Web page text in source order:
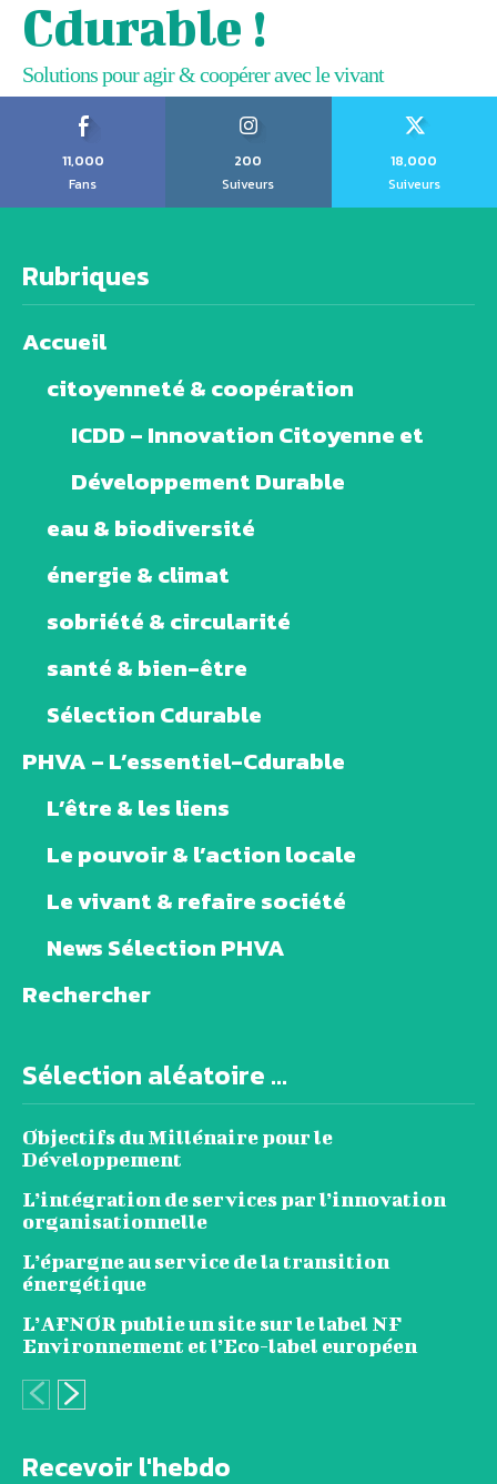
Cdurable !
Solutions pour agir & coopérer avec le vivant
11,000
Fans
200
Suiveurs
18,000
Suiveurs
Rubriques
Accueil
citoyenneté & coopération
ICDD – Innovation Citoyenne et
Développement Durable
eau & biodiversité
énergie & climat
sobriété & circularité
santé & bien-être
Sélection Cdurable
PHVA – L’essentiel-Cdurable
L’être & les liens
Le pouvoir & l’action locale
Le vivant & refaire société
News Sélection PHVA
Rechercher
Sélection aléatoire ...
Objectifs du Millénaire pour le
Développement
L’intégration de services par l’innovation
organisationnelle
L’épargne au service de la transition
énergétique
L’AFNOR publie un site sur le label NF
Environnement et l’Eco-label européen
Recevoir l'hebdo